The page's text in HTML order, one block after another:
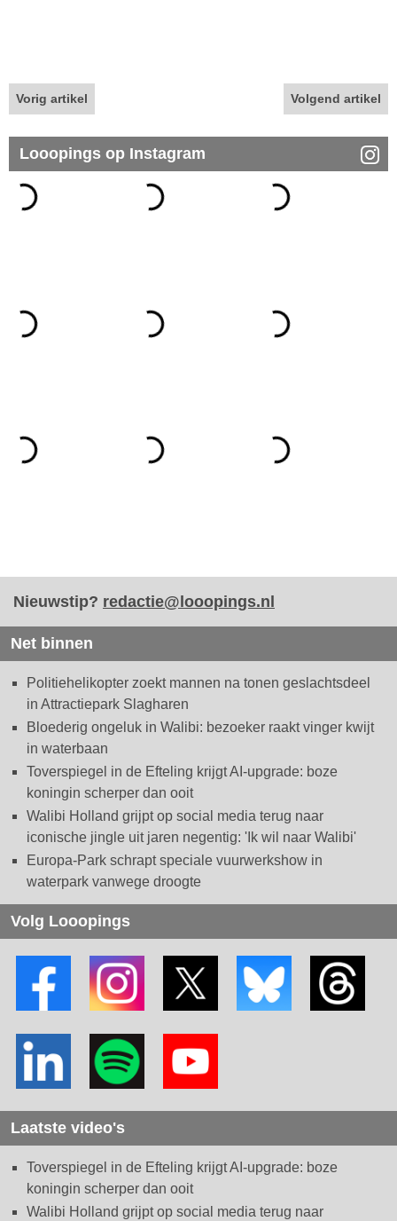
Vorig artikel Volgend artikel
Looopings op Instagram
Nieuwstip? redactie@looopings.nl
Net binnen
Politiehelikopter zoekt mannen na tonen geslachtsdeel
in Attractiepark Slagharen
Bloederig ongeluk in Walibi: bezoeker raakt vinger kwijt
in waterbaan
Toverspiegel in de Efteling krijgt AI-upgrade: boze
koningin scherper dan ooit
Walibi Holland grijpt op social media terug naar
iconische jingle uit jaren negentig: 'Ik wil naar Walibi'
Europa-Park schrapt speciale vuurwerkshow in
waterpark vanwege droogte
Volg Looopings
Laatste video's
Toverspiegel in de Efteling krijgt AI-upgrade: boze
koningin scherper dan ooit
Walibi Holland grijpt op social media terug naar